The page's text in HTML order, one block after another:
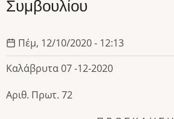
Συμβουλίου
Πέμ, 12/10/2020 - 12:13
Καλάβρυτα 07 -12-2020
Αριθ. Πρωτ. 72